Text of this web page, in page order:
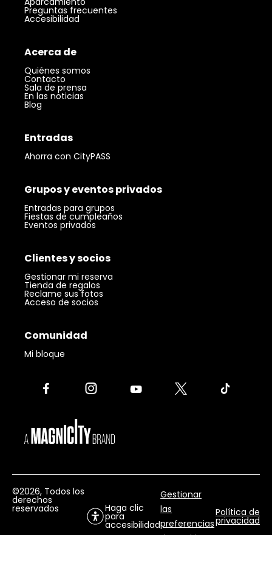
Preguntas frecuentes
Accesibilidad
Acerca de
Quiénes somos
Contacto
Sala de prensa
En las noticias
Blog
Entradas
Ahorra con CityPASS
Grupos y eventos privados
Entradas para grupos
Fiestas de cumpleaños
Eventos privados
Clientes y socios
Gestionar mi reserva
Tienda de regalos
Reclame sus fotos
Acceso de socios
Comunidad
Mi bloque
©2026, Todos los
derechos
reservados Haga clic
para
accesibilidad
Gestionar
las
preferencias
de cookies
Política de
privacidad